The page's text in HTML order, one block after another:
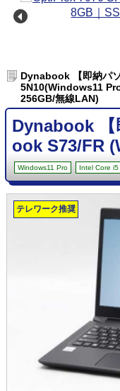
Dynabook 【即納パ
5N10(Windows11
256GB/無線LAN)
Dynabook
ook S73/FR
Windows11 Pro Intel Core
テレワーク推奨